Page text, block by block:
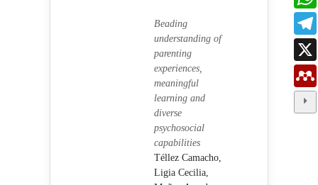
Beading
understanding of
parenting
experiences,
meaningful
learning and
diverse
psychosocial
capabilities
Téllez Camacho,
Ligia Cecilia,